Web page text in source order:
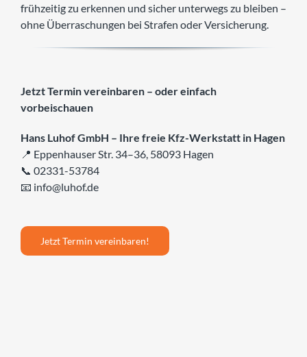
frühzeitig zu erkennen und sicher unterwegs zu bleiben –
ohne Überraschungen bei Strafen oder Versicherung.
Jetzt Termin vereinbaren – oder einfach
vorbeischauen
Hans Luhof GmbH – Ihre freie Kfz-Werkstatt in Hagen
📍 Eppenhauser Str. 34–36, 58093 Hagen
📞 02331-53784
📧 info@luhof.de
Jetzt Termin vereinbaren!